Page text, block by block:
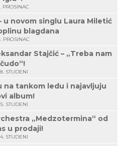
PROSINAC
u novom singlu Laura Miletić
blagdana
PROSINAC
Stajčić – „Treba nam
čudo“!
STUDENI
na tankom ledu i najavljuju
album!
STUDENI
„Medzotermina“ od
u prodaji!
STUDENI